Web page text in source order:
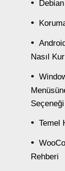
Nasıl
Temel
Rehberi